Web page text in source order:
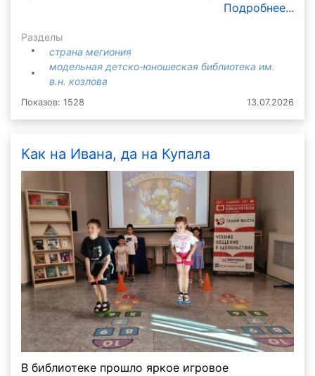
Подробнее...
Разделы
страна мегиония
модельная детско-юношеская библиотека им.
в.н. козлова
Показов: 1528 13.07.2026
Как на Ивана, да на Купала
В библиотеке прошло яркое игровое